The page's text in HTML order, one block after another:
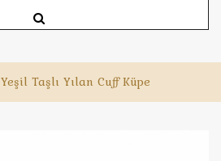
Yeşil Taşlı Yılan Cuff Küpe